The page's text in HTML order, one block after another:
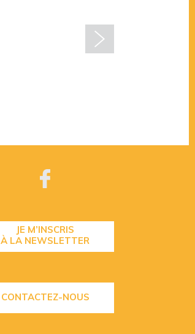
JE M’INSCRIS
À LA NEWSLETTER
CONTACTEZ-NOUS